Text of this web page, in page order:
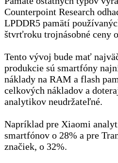
Counterpoint Research
LPDDR5 pamätí
štvrťroku trojnásobné ceny
Tento vývoj bude mať
produkcie sú smartfóny
náklady na RAM a flash
celkových nákladov a
analytikov neudržateľné.
Napríklad pre Xiaomi
smartfónov o 28% a pre
značiek, o 32%.